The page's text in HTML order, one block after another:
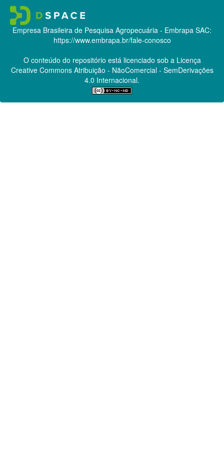
Empresa Brasileira de Pesquisa Agropecuária - Embrapa SAC:
https://www.embrapa.br/fale-conosco
O conteúdo do repositório está licenciado sob a Licença
Creative CommonsAtribuição - NãoComercial - SemDerivações
4.0 Internacional.